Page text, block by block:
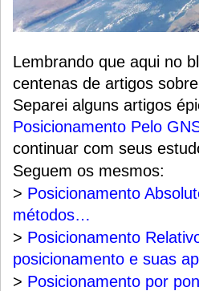
Lembrando que aqui no
centenas de artigos sobre
Separei alguns artigos
Posicionamento Pelo
continuar com seus
Seguem os mesmos:
> Posicionamento
métodos…
> Posicionamento
posicionamento e suas
> Posicionamento por